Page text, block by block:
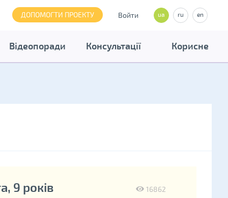
ДОПОМОГТИ ПРОЕКТУ Войти ua ru en
Відеопоради Консультації Корисне
16862
9 років